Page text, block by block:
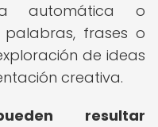
automática o
frases o
de ideas
creativa.
resultar